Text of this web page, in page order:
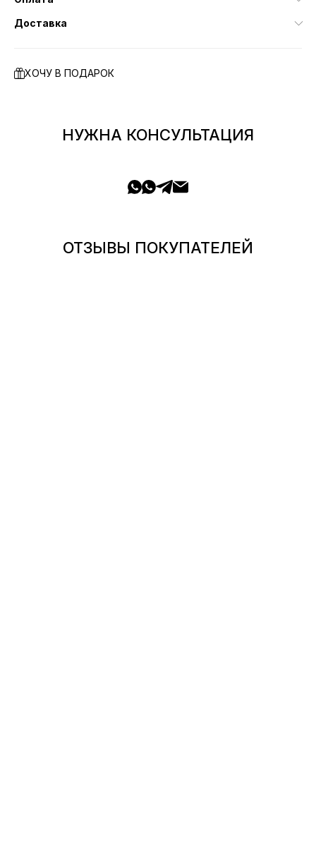
Доставка
ХОЧУ В ПОДАРОК
НУЖНА КОНСУЛЬТАЦИЯ
ОТЗЫВЫ ПОКУПАТЕЛЕЙ